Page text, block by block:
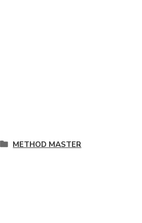
METHOD MASTER